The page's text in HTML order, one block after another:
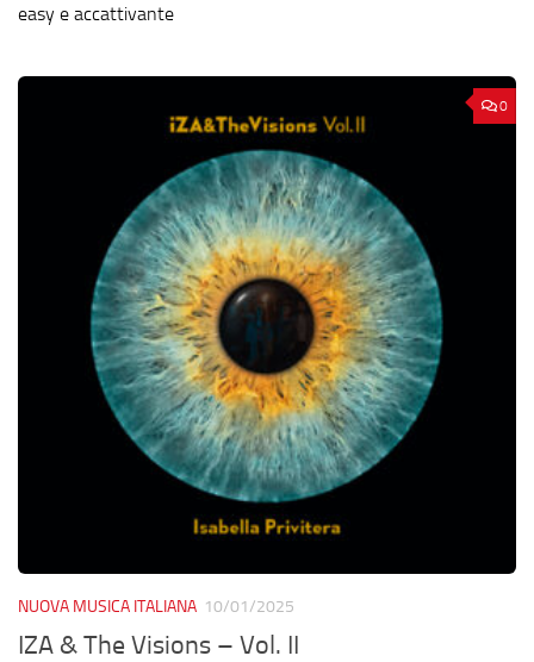
easy e accattivante
0
NUOVA MUSICA ITALIANA 10/01/2025
IZA & The Visions – Vol. II